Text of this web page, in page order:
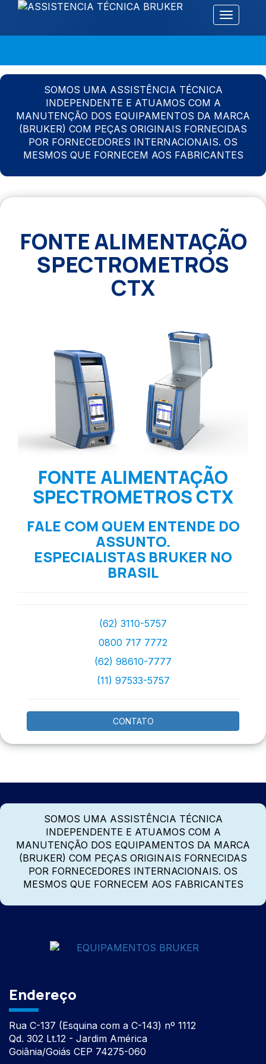
Alternar
SOMOS UMA ASSISTÊNCIA TÉCNICA
INDEPENDENTE E ATUAMOS COM A
MANUTENÇÃO DOS EQUIPAMENTOS DA MARCA
(BRUKER) COM PEÇAS ORIGINAIS FORNECIDAS
POR FORNECEDORES INTERNACIONAIS. OS
MESMOS QUE FORNECEM AOS FABRICANTES
FONTE ALIMENTAÇÃO
SPECTROMETROS
CTX
FONTE ALIMENTAÇÃO
SPECTROMETROS CTX
FALE COM QUEM ENTENDE DO
ASSUNTO.
ESPECIALISTAS BRUKER NO
BRASIL
(62) 3110-5757
0800 717 7772
(62) 98610-7777
(11) 97533-5757
CONTATO
SOMOS UMA ASSISTÊNCIA TÉCNICA
INDEPENDENTE E ATUAMOS COM A
MANUTENÇÃO DOS EQUIPAMENTOS DA MARCA
(BRUKER) COM PEÇAS ORIGINAIS FORNECIDAS
POR FORNECEDORES INTERNACIONAIS. OS
MESMOS QUE FORNECEM AOS FABRICANTES
Endereço
Rua C-137 (Esquina com a C-143) nº 1112
Qd. 302 Lt.12 - Jardim América
Goiânia/Goiás CEP 74275-060